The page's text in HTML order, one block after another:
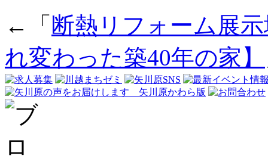
←「 断熱リフォーム展
れ変わった築40年の家】